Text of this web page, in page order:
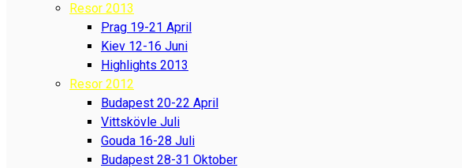
Resor 2013
Prag 19-21 April
Kiev 12-16 Juni
Highlights 2013
Resor 2012
Budapest 20-22 April
Vittskövle Juli
Gouda 16-28 Juli
Budapest 28-31 Oktober